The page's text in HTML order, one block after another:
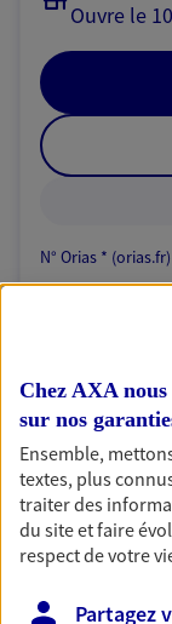
Ouvre le
N° Orias *
1 Allee De
Horaires :
Ouvre le
Chez AXA
sur nos
Ensemble,
textes, plus
traiter des
du site et faire
respect de votre
Partagez